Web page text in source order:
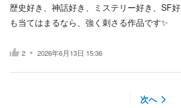
歴史好き、神話好き、ミステリー好き、
も当てはまるなら、強く刺さる作品です✨
2 2026年6月13日 15:36
次へ